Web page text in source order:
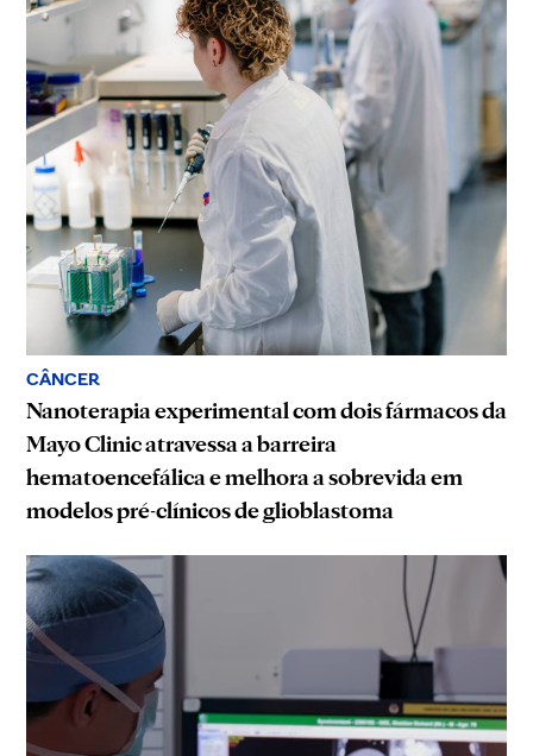
CÂNCER
Nanoterapia experimental com dois fármacos da
Mayo Clinic atravessa a barreira
hematoencefálica e melhora a sobrevida em
modelos pré-clínicos de glioblastoma